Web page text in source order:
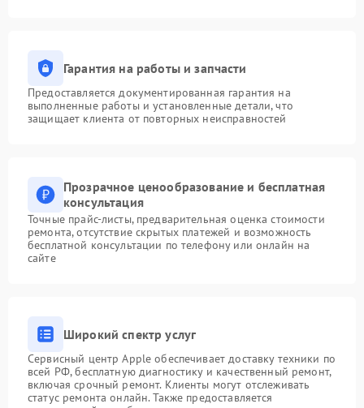
Гарантия на работы и запчасти
Предоставляется документированная гарантия на
выполненные работы и установленные детали, что
защищает клиента от повторных неисправностей
Прозрачное ценообразование и бесплатная
консультация
Точные прайс-листы, предварительная оценка стоимости
ремонта, отсутствие скрытых платежей и возможность
бесплатной консультации по телефону или онлайн на
сайте
Широкий спектр услуг
Сервисный центр Apple обеспечивает доставку техники по
всей РФ, бесплатную диагностику и качественный ремонт,
включая срочный ремонт. Клиенты могут отслеживать
статус ремонта онлайн. Также предоставляется